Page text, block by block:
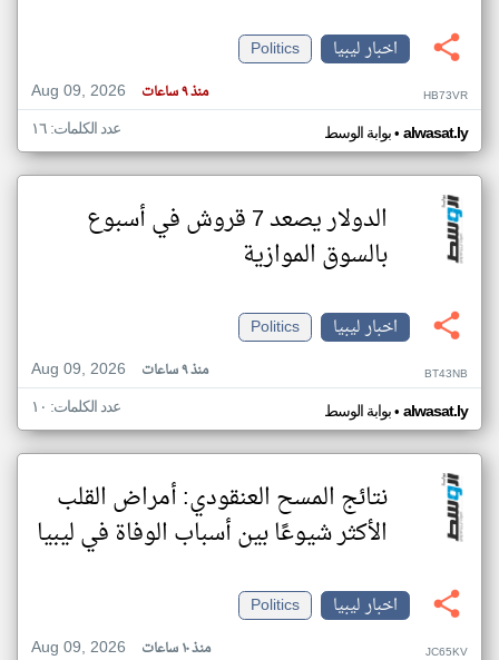
اخبار ليبيا
Politics
Aug 09, 2026
منذ ٩ ساعات HB73VR
بوابة الوسط• alwasat.ly عدد الكلمات: ١٦
الدولار يصعد 7 قروش في أسبوع
بالسوق الموازية
اخبار ليبيا
Politics
Aug 09, 2026
منذ ٩ ساعات BT43NB
بوابة الوسط• alwasat.ly عدد الكلمات: ١٠
نتائج المسح العنقودي: أمراض القلب
الأكثر شيوعًا بين أسباب الوفاة في ليبيا
اخبار ليبيا
Politics
Aug 09, 2026
منذ ١٠ ساعات JC65KV